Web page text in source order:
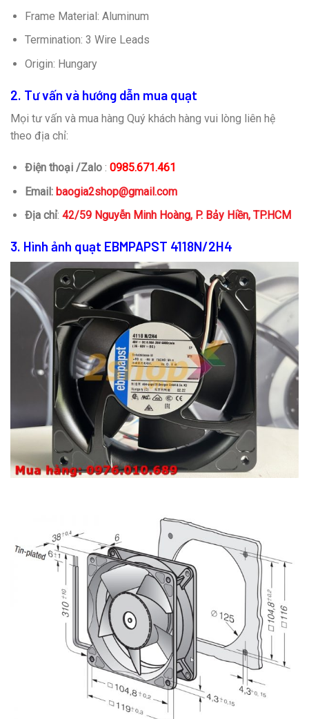
Frame Material: Aluminum
Termination: 3 Wire Leads
Origin: Hungary
2. Tư vấn và hướng dẫn mua quạt
Mọi tư vấn và mua hàng Quý khách hàng vui lòng liên hệ
theo địa chỉ:
Điện thoại /Zalo: 0985.671.461
Email: baogia2shop@gmail.com
Địa chỉ: 42/59 Nguyễn Minh Hoàng, P. Bảy Hiền, TP.HCM
3. Hình ảnh quạt EBMPAPST 4118N/2H4